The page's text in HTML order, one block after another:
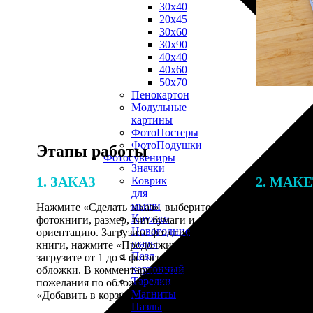
30х40
20х45
30х60
30х90
40х40
40х60
50х70
Пенокартон
Модульные
картины
ФотоПостеры
ФотоПодушки
Фотоcувениры
Значки
Коврик
для
мыши
Кружки
Новогодние
шары
Пазл
картонный
Тарелки
Магниты
Пазлы
Этапы работы
1. ЗАКАЗ
Нажмите «Сделать заказ», выберите тип
фотокниги, размер, тип бумаги и
ориентацию. Загрузите фотографии для
книги, нажмите «Продолжить» и
загрузите от 1 до 4 фотографий для
обложки. В комментарии оставьте свои
пожелания по обложке, нажмите
«Добавить в корзину».
2.